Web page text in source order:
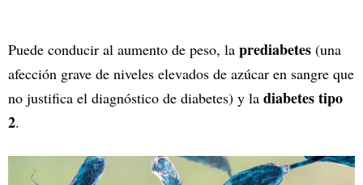
Puede conducir al aumento de peso, la prediabetes (una
afección grave de niveles elevados de azúcar en sangre que
no justifica el diagnóstico de diabetes) y la diabetes tipo
2.